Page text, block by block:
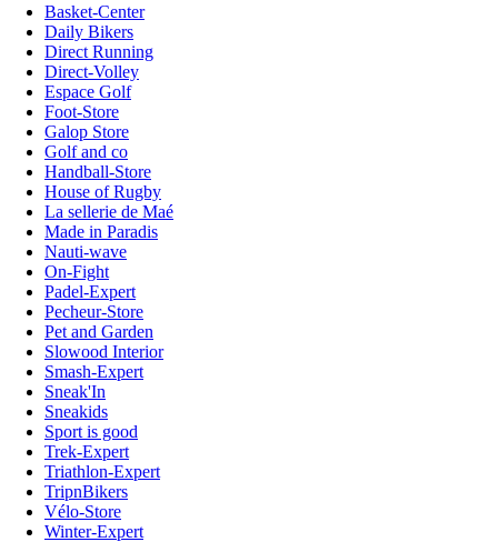
Basket-Center
Daily Bikers
Direct Running
Direct-Volley
Espace Golf
Foot-Store
Galop Store
Golf and co
Handball-Store
House of Rugby
La sellerie de Maé
Made in Paradis
Nauti-wave
On-Fight
Padel-Expert
Pecheur-Store
Pet and Garden
Slowood Interior
Smash-Expert
Sneak'In
Sneakids
Sport is good
Trek-Expert
Triathlon-Expert
TripnBikers
Vélo-Store
Winter-Expert